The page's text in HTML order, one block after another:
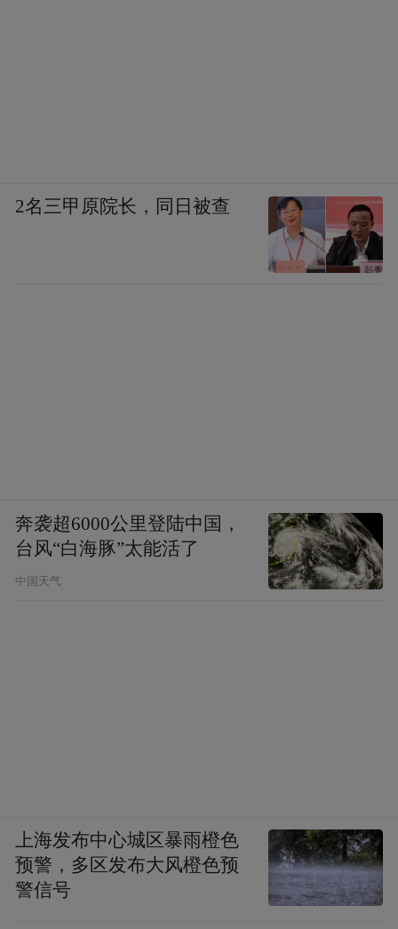
2名三甲原院长，同日被查
奔袭超6000公里登陆中国，
台风“白海豚”太能活了
中国天气
上海发布中心城区暴雨橙色
预警，多区发布大风橙色预
警信号